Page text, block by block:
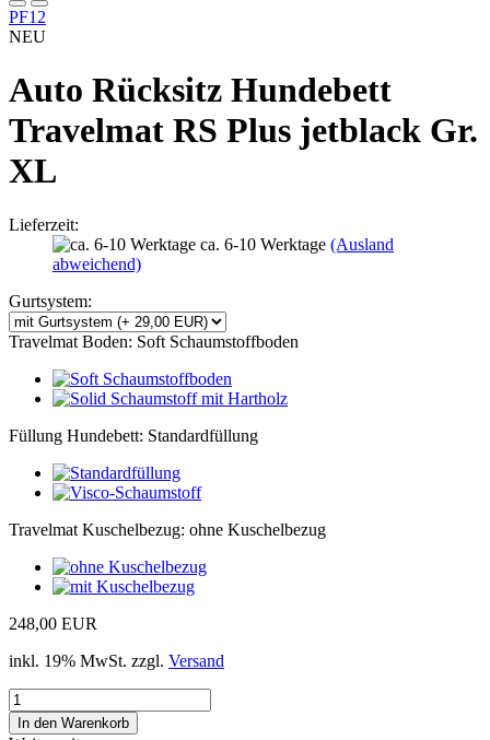
PF12
NEU
Auto Rücksitz Hundebett
Travelmat RS Plus jetblack Gr.
XL
Lieferzeit:
ca. 6-10 Werktage (Ausland
abweichend)
Gurtsystem:
Travelmat Boden: Soft Schaumstoffboden
Füllung Hundebett: Standardfüllung
Travelmat Kuschelbezug: ohne Kuschelbezug
248,00 EUR
inkl. 19% MwSt. zzgl. Versand